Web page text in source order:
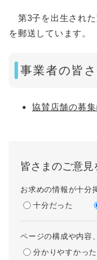
第3子を出生された
を郵送しています。
事業者の皆
協賛店舗の募
皆さまのご意
お求めの情報が十分
十分だった
ページの構成や内容
分かりやすかった